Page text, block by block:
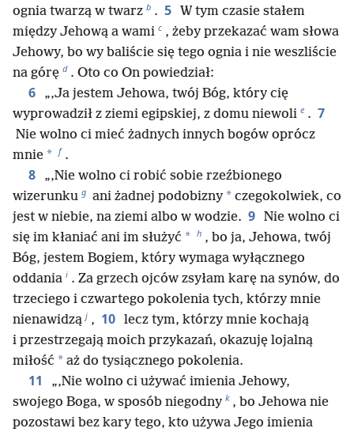
ognia twarzą w twarz b . 5 W tym czasie stałem
między Jehową a wami c , żeby przekazać wam słowa
Jehowy, bo wy baliście się tego ognia i nie weszliście
na górę d . Oto co On powiedział:
6
„‚Ja jestem Jehowa, twój Bóg, który cię
wyprowadził z ziemi egipskiej, z domu niewoli e . 7
Nie wolno ci mieć żadnych innych bogów oprócz
mnie * f .
8
„‚Nie wolno ci robić sobie rzeźbionego
wizerunku g ani żadnej podobizny * czegokolwiek, co
jest w niebie, na ziemi albo w wodzie. 9 Nie wolno ci
się im kłaniać ani im służyć * h , bo ja, Jehowa, twój
Bóg, jestem Bogiem, który wymaga wyłącznego
oddania i . Za grzech ojców zsyłam karę na synów, do
trzeciego i czwartego pokolenia tych, którzy mnie
nienawidzą j , 10 lecz tym, którzy mnie kochają
i przestrzegają moich przykazań, okazuję lojalną
miłość * aż do tysiącznego pokolenia.
11
„‚Nie wolno ci używać imienia Jehowy,
swojego Boga, w sposób niegodny k , bo Jehowa nie
pozostawi bez kary tego, kto używa Jego imienia